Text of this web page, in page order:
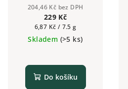
204,46 Kč bez DPH
229 Kč
Měrná
cena:
6,87 Kč / 7.5 g
Skladem (>5 ks)
Do košíku